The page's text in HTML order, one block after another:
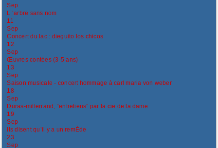
Sep
L ‘arbre sans nom
11
Sep
Concert du lac : dieguito los chicos
12
Sep
Œuvres contées (3-5 ans)
13
Sep
Saison musicale - concert hommage à carl maria von weber
18
Sep
Duras-mitterrand, “entretiens” par la cie de la dame
19
Sep
Ils disent qu’il y a un remÈde
23
Sep